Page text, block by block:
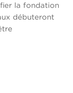
la fondation
débuteront